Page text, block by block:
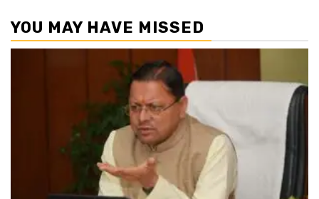
YOU MAY HAVE MISSED